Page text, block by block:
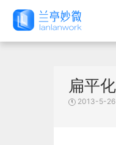
扁平
2013-5-